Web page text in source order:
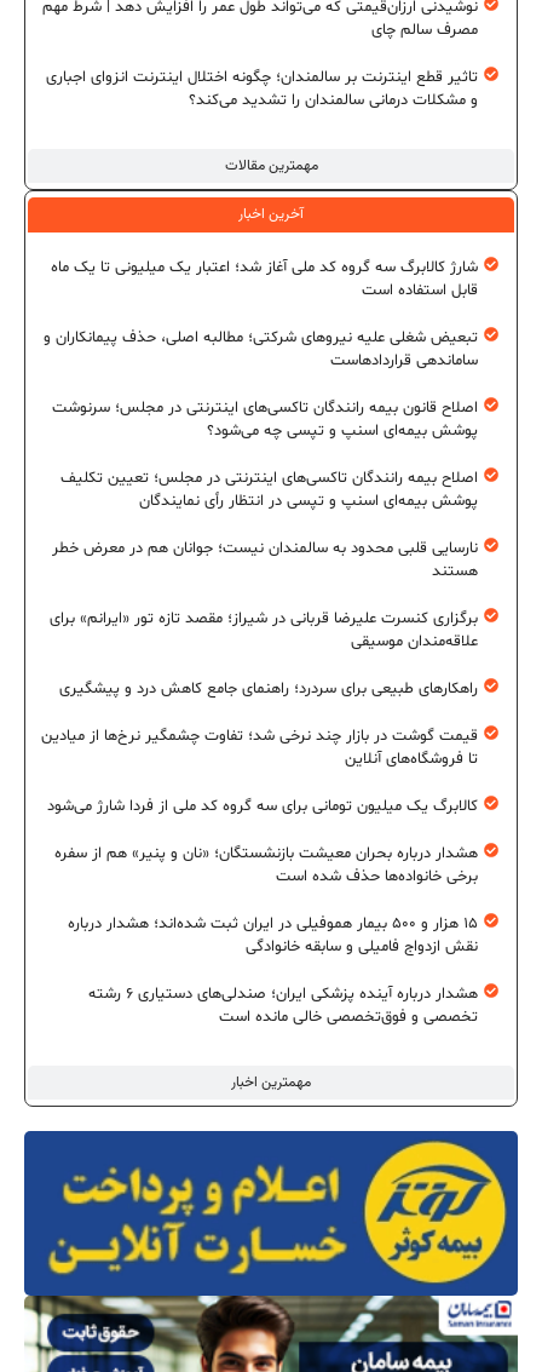
مهمترین مقالات
نوشیدنی ارزان‌قیمتی که می‌تواند طول عمر را افزایش دهد | شرط مهم
مصرف سالم چای
تاثیر قطع اینترنت بر سالمندان؛ چگونه اختلال اینترنت انزوای اجباری
و مشکلات درمانی سالمندان را تشدید می‌کند؟
آخرین اخبار
مهمترین اخبار
شارژ کالابرگ سه گروه کد ملی آغاز شد؛ اعتبار یک میلیونی تا یک ماه
قابل استفاده است
تبعیض شغلی علیه نیروهای شرکتی؛ مطالبه اصلی، حذف پیمانکاران و
ساماندهی قراردادهاست
اصلاح قانون بیمه رانندگان تاکسی‌های اینترنتی در مجلس؛ سرنوشت
پوشش بیمه‌ای اسنپ و تپسی چه می‌شود؟
اصلاح بیمه رانندگان تاکسی‌های اینترنتی در مجلس؛ تعیین تکلیف
پوشش بیمه‌ای اسنپ و تپسی در انتظار رأی نمایندگان
نارسایی قلبی محدود به سالمندان نیست؛ جوانان هم در معرض خطر
هستند
برگزاری کنسرت علیرضا قربانی در شیراز؛ مقصد تازه تور «ایرانم» برای
علاقه‌مندان موسیقی
راهکارهای طبیعی برای سردرد؛ راهنمای جامع کاهش درد و پیشگیری
قیمت گوشت در بازار چند نرخی شد؛ تفاوت چشمگیر نرخ‌ها از میادین
تا فروشگاه‌های آنلاین
کالابرگ یک میلیون تومانی برای سه گروه کد ملی از فردا شارژ می‌شود
هشدار درباره بحران معیشت بازنشستگان؛ «نان و پنیر» هم از سفره
برخی خانواده‌ها حذف شده است
۱۵ هزار و ۵۰۰ بیمار هموفیلی در ایران ثبت شده‌اند؛ هشدار درباره
نقش ازدواج فامیلی و سابقه خانوادگی
هشدار درباره آینده پزشکی ایران؛ صندلی‌های دستیاری ۶ رشته
تخصصی و فوق‌تخصصی خالی مانده است